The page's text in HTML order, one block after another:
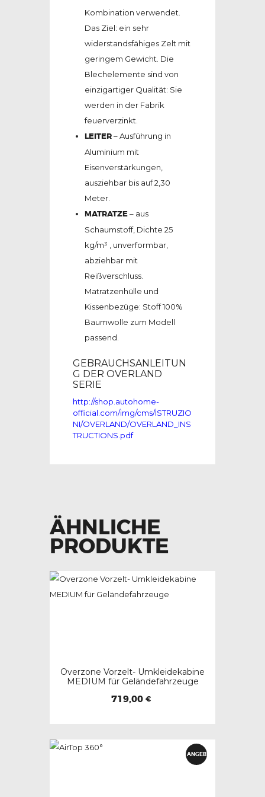
Kombination verwendet.
Das Ziel: ein sehr
widerstandsfähiges Zelt mit
geringem Gewicht. Die
Blechelemente sind von
einzigartiger Qualität: Sie
werden in der Fabrik
feuerverzinkt.
LEITER– Ausführung in
Aluminium mit
Eisenverstärkungen,
ausziehbar bis auf 2,30
Meter.
MATRATZE– aus
Schaumstoff, Dichte 25
kg/m³ , unverformbar,
abziehbar mit
Reißverschluss.
Matratzenhülle und
Kissenbezüge: Stoff 100%
Baumwolle zum Modell
passend.
GEBRAUCHSANLEITUN
G DER OVERLAND
SERIE
http://shop.autohome-
official.com/img/cms/ISTRUZIO
NI/OVERLAND/OVERLAND_INS
TRUCTIONS.pdf
ÄHNLICHE
PRODUKTE
Overzone Vorzelt- Umkleidekabine
MEDIUM für Geländefahrzeuge
719,00 €
ANGEB